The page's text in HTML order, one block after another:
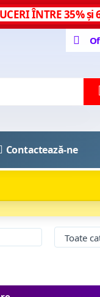
ÎNTRE 35% și
Contactează-ne